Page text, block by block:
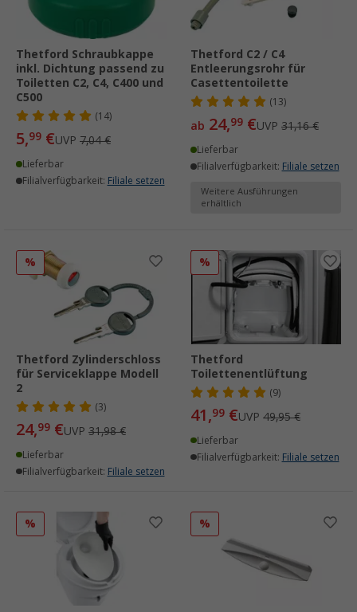
Thetford Schraubkappe
inkl. Dichtung passend zu
Toiletten C2, C4, C400 und
C500
(14)
5,99 €UVP 7,04 €
Lieferbar
Filialverfügbarkeit: Filiale setzen
Thetford C2 / C4
Entleerungsrohr für
Casettentoilette
(13)
ab 24,99 €UVP 31,16 €
Lieferbar
Filialverfügbarkeit: Filiale setzen
Weitere Ausführungen
erhältlich
%
Thetford Zylinderschloss
für Serviceklappe Modell
2
(3)
24,99 €UVP 31,98 €
Lieferbar
Filialverfügbarkeit: Filiale setzen
%
Thetford
Toilettenentlüftung
(9)
41,99 €UVP 49,95 €
Lieferbar
Filialverfügbarkeit: Filiale setzen
% %